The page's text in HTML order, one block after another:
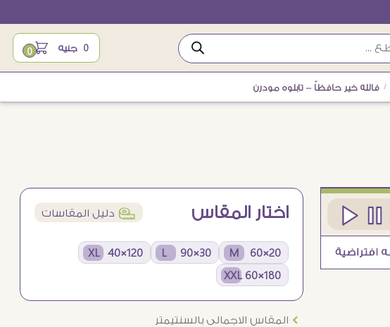
0 جنيه 0
/ فالله خير حافظاً – تابلوه مودرن
اختار المقاس í دليل المقاسات
20×60 M
30×90 L
120×40 XL
180×60 XXL
Ö المقاس الاجمالى بالسنتيمتر